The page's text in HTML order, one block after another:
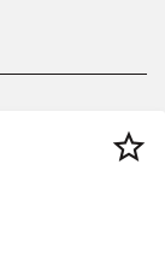
star_border